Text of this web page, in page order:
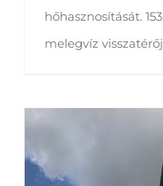
hőhasznosítását.
melegvíz